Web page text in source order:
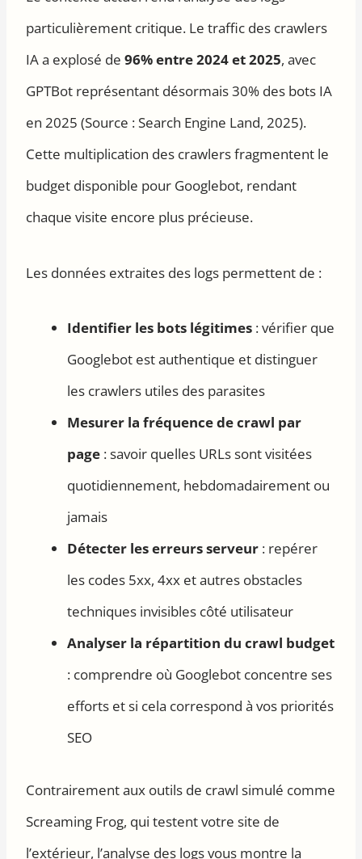
particulièrement critique. Le traffic des crawlers
IA a explosé de96% entre 2024 et 2025, avec
GPTBot représentant désormais 30% des bots IA
en 2025 (Source : Search Engine Land, 2025).
Cette multiplication des crawlers fragmentent le
budget disponible pour Googlebot, rendant
chaque visite encore plus précieuse.
Les données extraites des logs permettent de :
Identifier les bots légitimes : vérifier que
Googlebot est authentique et distinguer
les crawlers utiles des parasites
Mesurer la fréquence de crawl par
page : savoir quelles URLs sont visitées
quotidiennement, hebdomadairement ou
jamais
Détecter les erreurs serveur : repérer
les codes 5xx, 4xx et autres obstacles
techniques invisibles côté utilisateur
Analyser la répartition du crawl budget
: comprendre où Googlebot concentre ses
efforts et si cela correspond à vos priorités
SEO
Contrairement aux outils de crawl simulé comme
Screaming Frog, qui testent votre site de
l’extérieur, l’analyse des logs vous montre la